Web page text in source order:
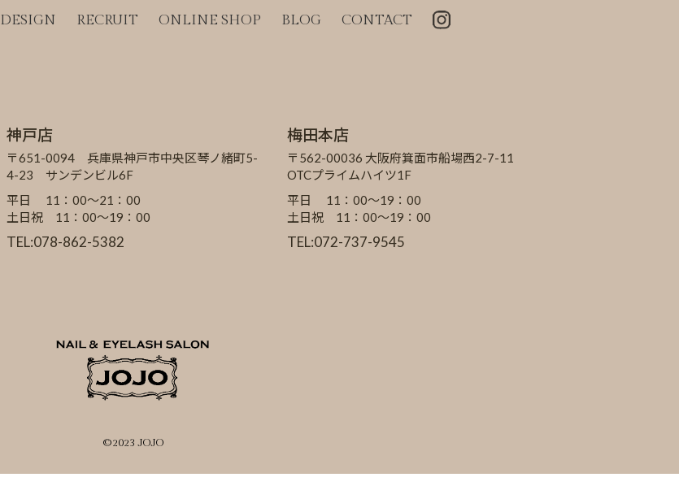
DESIGN RECRUIT ONLINE SHOP BLOG CONTACT
神戸店
〒651-0094 兵庫県神戸市中央区琴ノ緒町5-
4-23 サンデンビル6F
平日 11：00～21：00
土日祝 11：00～19：00
TEL:078-862-5382
梅田本店
〒562-00036 大阪府箕面市船場西2-7-11
OTCプライムハイツ1F
平日 11：00～19：00
土日祝 11：00～19：00
TEL:072-737-9545
©2023 JOJO